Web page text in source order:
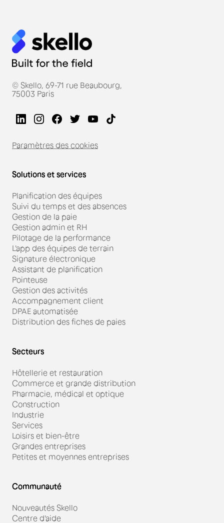
© Skello, 69-71 rue Beaubourg,
75003 Paris
Paramètres des cookies
Solutions et services
Planification des équipes
Suivi du temps et des absences
Gestion de la paie
Gestion admin et RH
Pilotage de la performance
L'app des équipes de terrain
Signature électronique
Assistant de planification
Pointeuse
Gestion des activités
Accompagnement client
DPAE automatisée
Distribution des fiches de paies
Secteurs
Hôtellerie et restauration
Commerce et grande distribution
Pharmacie, médical et optique
Construction
Industrie
Services
Loisirs et bien-être
Grandes entreprises
Petites et moyennes entreprises
Communauté
Nouveautés Skello
Centre d'aide